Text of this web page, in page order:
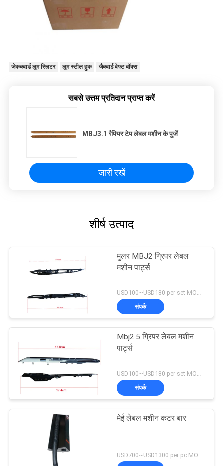
जेकक्वार्ड लूम स्लिटर लूम स्टील हुक जैक्वार्ड वेफ्ट बॉक्स
सबसे उत्तम प्रतिदान प्राप्त करें
MBJ3.1 रैपियर टेप लेबल मशीन के पुर्जे
जारी रखें
शीर्ष उत्पाद
मुलर MBJ2 ग्रिपर लेबल
मशीन पार्ट्स
USD100~USD180 per set MOQ:एक सेट
संपर्क
Mbj2.5 ग्रिपर लेबल मशीन
पार्ट्स
USD100~USD180 per set MOQ:एक सेट
संपर्क
मेई लेबल मशीन कटर बार